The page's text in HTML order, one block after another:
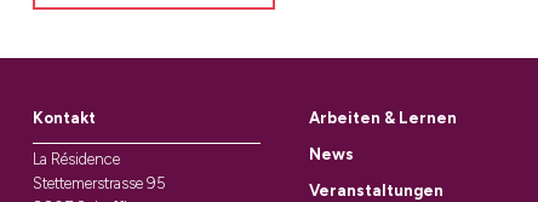
Kontakt
La Résidence
Stettemerstrasse 95
Arbeiten & Lernen
News
Veranstaltungen